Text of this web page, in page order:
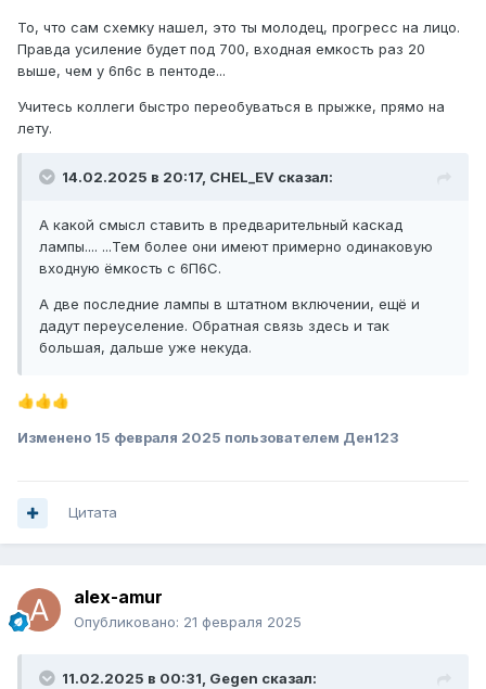
То, что сам схемку нашел, это ты молодец, прогресс на лицо.
Правда усиление будет под 700, входная емкость раз 20
выше, чем у 6п6с в пентоде...
Учитесь коллеги быстро переобуваться в прыжке, прямо на
лету.
14.02.2025 в 20:17, CHEL_EV сказал:
А какой смысл ставить в предварительный каскад
лампы.... ...Тем более они имеют примерно одинаковую
входную ёмкость с 6П6С.
А две последние лампы в штатном включении, ещё и
дадут переуселение. Обратная связь здесь и так
большая, дальше уже некуда.
👍👍👍
Изменено 15 февраля 2025 пользователем Ден123
Цитата
alex-amur
Опубликовано: 21 февраля 2025
11.02.2025 в 00:31, Gegen сказал: